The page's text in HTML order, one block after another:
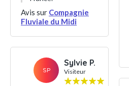
Avis sur Compagnie
Fluviale du Midi
SP
Sylvie P.
Visiteur